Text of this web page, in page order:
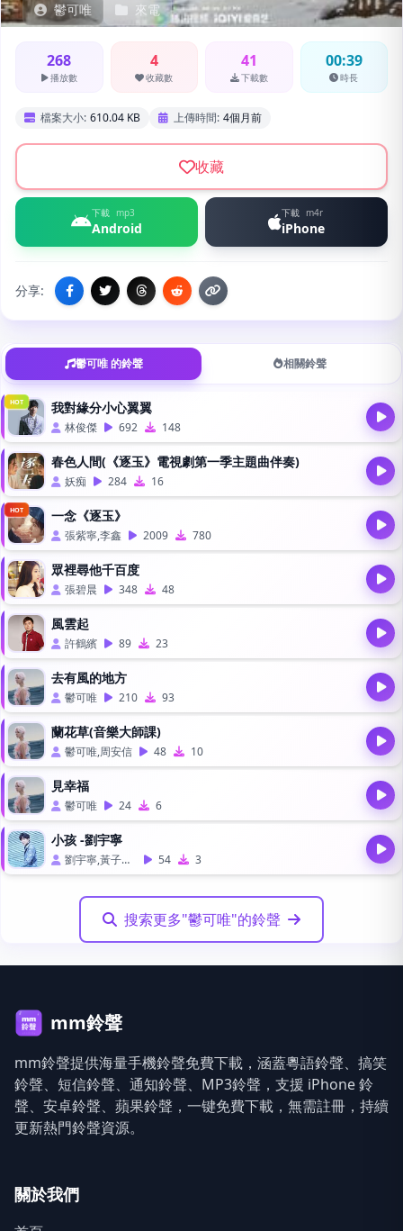
鬱可唯 來電
268
播放數
4
收藏數
41
下載數
00:39
時長
檔案大小: 610.04 KB 上傳時間: 4個月前
收藏
下載 mp3
Android
下載 m4r
iPhone
分享:
鬱可唯 的鈴聲 相關鈴聲
HOT 我對緣分小心翼翼
林俊傑 692 148
春色人間(《逐玉》電視劇第一季主題曲伴奏)
妖痴 284 16
HOT 一念《逐玉》
張紫寧,李鑫 2009 780
眾裡尋他千百度
張碧晨 348 48
風雲起
許鶴繽 89 23
去有風的地方
鬱可唯 210 93
蘭花草(音樂大師課)
鬱可唯,周安信 48 10
見幸福
鬱可唯 24 6
小孩 -劉宇寧
劉宇寧,黃子弘凡,歐陽娜娜,鬱可唯 54 3
搜索更多"鬱可唯"的鈴聲
mm鈴聲
mm鈴聲提供海量手機鈴聲免費下載，涵蓋粵語鈴聲、搞笑
鈴聲、短信鈴聲、通知鈴聲、MP3鈴聲，支援 iPhone 鈴
聲、安卓鈴聲、蘋果鈴聲，一键免費下載，無需註冊，持續
更新熱門鈴聲資源。
關於我們